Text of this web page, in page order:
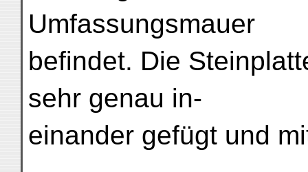
Umfassungsmauer
befindet. Die
sehr genau in-
einander gefügt und